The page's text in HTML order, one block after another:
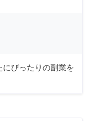
にぴったりの副業を